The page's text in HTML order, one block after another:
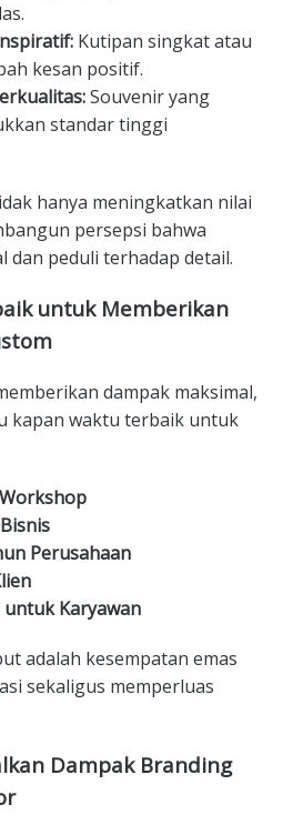
Kutipan singkat atau
kesan positif.
Souvenir yang
standar tinggi
hanya meningkatkan nilai
persepsi bahwa
dan peduli terhadap detail.
untuk Memberikan
dampak maksimal,
kapan waktu terbaik untuk
Perusahaan
Karyawan
adalah kesempatan emas
sekaligus memperluas
Dampak Branding